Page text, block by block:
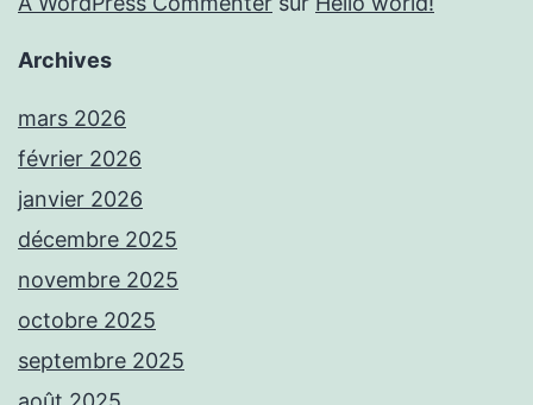
Archives
mars 2026
février 2026
janvier 2026
décembre 2025
novembre 2025
octobre 2025
septembre 2025